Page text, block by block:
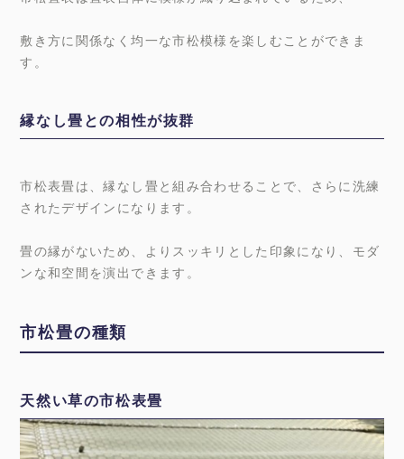
敷き方に関係なく均一な市松模様を楽しむことができま
す。
縁なし畳との相性が抜群
市松表畳は、縁なし畳と組み合わせることで、さらに洗練
されたデザインになります。
畳の縁がないため、よりスッキリとした印象になり、モダ
ンな和空間を演出できます。
市松畳の種類
天然い草の市松表畳